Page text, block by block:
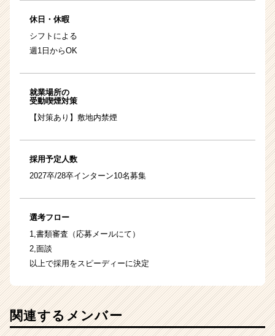
休日・休暇
シフトによる
週1日からOK
就業場所の
受動喫煙対策
【対策あり】敷地内禁煙
採用予定人数
2027卒/28卒インターン10名募集
選考フロー
1,書類審査（応募メールにて）
2,面談
以上で採用をスピーディーに決定
関連するメンバー